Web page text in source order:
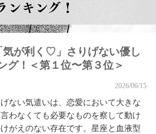
気が利く♡」さりげない優し
グ！＜第１位〜第３位＞
2026/06/15
ない気遣いは、恋愛において大きな
わなくても必要なものを察して動け
がえのない存在です。星座と血液型